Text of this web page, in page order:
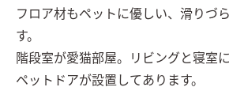
フロア材もペットに優しい、滑りづ
す。
階段室が愛猫部屋。リビングと寝室
ペットドアが設置してあります。